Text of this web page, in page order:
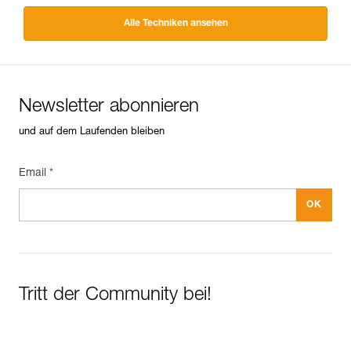
Alle Techniken ansehen
Newsletter abonnieren
und auf dem Laufenden bleiben
Email *
Tritt der Community bei!